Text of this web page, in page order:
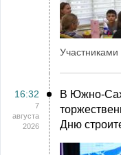
Участниками
16:32
7
августа
2026
В Южно-
Дню